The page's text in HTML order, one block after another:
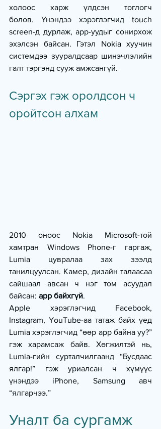
холоос харж үлдсэн тоглогч
болов. Үнэндээ хэрэглэгчид touch
screen-д дурлаж, app-уудыг сонирхож
эхэлсэн байсан. Гэтэл Nokia хуучин
системдээ зууралдсаар шинэчлэлийн
галт тэргэнд сууж амжсангүй.
Сэргэх гэж оролдсон ч
оройтсон алхам
2010 оноос Nokia Microsoft-той
хамтран Windows Phone-г гаргаж,
Lumia цувралаа зах зээлд
танилцуулсан. Камер, дизайн талаасаа
сайшаал авсан ч нэг том асуудал
байсан: app байхгүй.
Apple хэрэглэгчид Facebook,
Instagram, YouTube-аа татаж байх үед
Lumia хэрэглэгчид “өөр app байна уу?”
гэж харамсаж байв. Хөгжилтэй нь,
Lumia-гийн сурталчилгаанд “Бусдаас
ялгар!” гэж уриалсан ч хүмүүс
үнэндээ iPhone, Samsung авч
“ялгарчээ.”
Уналт ба сургамж